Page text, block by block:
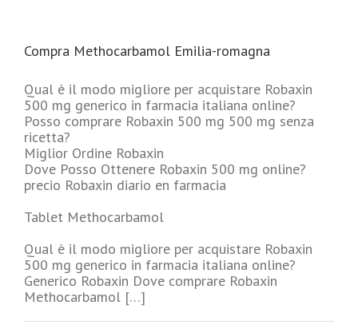
Compra Methocarbamol Emilia-romagna
Qual è il modo migliore per acquistare Robaxin
500 mg generico in farmacia italiana online?
Posso comprare Robaxin 500 mg 500 mg senza
ricetta?
Miglior Ordine Robaxin
Dove Posso Ottenere Robaxin 500 mg online?
precio Robaxin diario en farmacia
Tablet Methocarbamol
Qual è il modo migliore per acquistare Robaxin
500 mg generico in farmacia italiana online?
Generico Robaxin Dove comprare Robaxin
Methocarbamol […]